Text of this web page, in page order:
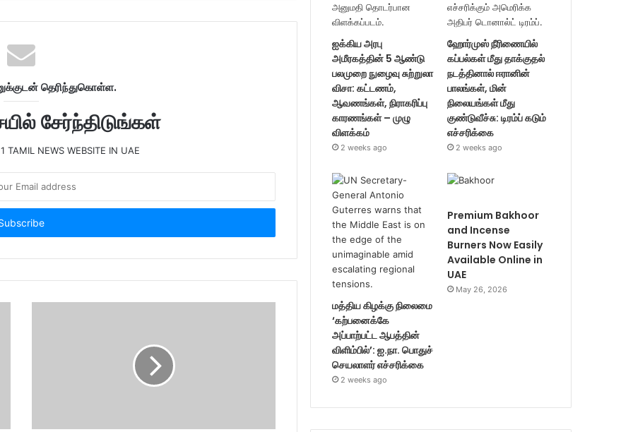
தெரிந்துகொள்ள.
சேர்ந்திடுங்கள்
TAMIL NEWS WEBSITE IN UAE
ஐக்கிய அரபு
அமீரகத்தின் 5 ஆண்டு
பலமுறை நுழைவு சுற்றுலா
விசா: கட்டணம்,
ஆவணங்கள், நிராகரிப்பு
காரணங்கள் – முழு
விளக்கம்
2 weeks ago
ஹோர்முஸ் நீரிணையில்
கப்பல்கள் மீது தாக்குதல்
நடத்தினால் ஈரானின்
பாலங்கள், மின்
நிலையங்கள் மீது
குண்டுவீச்சு: டிரம்ப் கடும்
எச்சரிக்கை
2 weeks ago
மத்திய கிழக்கு நிலைமை
‘கற்பனைக்கே
அப்பாற்பட்ட ஆபத்தின்
விளிம்பில்’: ஐ.நா. பொதுச்
செயலாளர் எச்சரிக்கை
2 weeks ago
Premium Bakhoor
and Incense
Burners Now Easily
Available Online in
UAE
May 26, 2026